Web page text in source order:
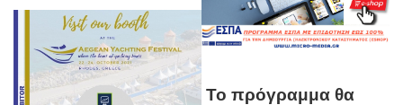
Το πρόγραμμα θα